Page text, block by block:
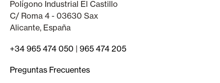
Polígono Industrial El Castillo
C/ Roma 4 - 03630 Sax
Alicante, España
+34 965 474 050 | 965 474 205
Preguntas Frecuentes